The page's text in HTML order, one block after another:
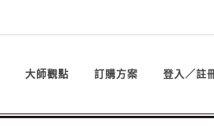
大師觀點 訂購方案 登入／註